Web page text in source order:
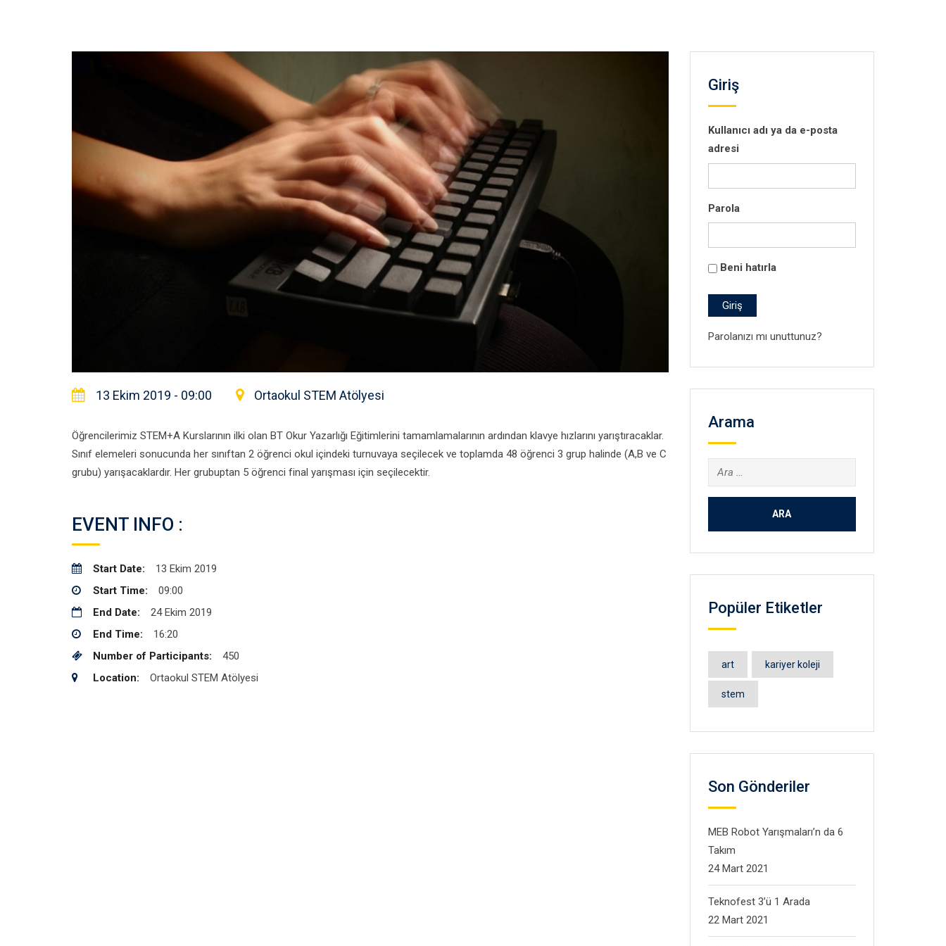
13 Ekim 2019 - 09:00 Ortaokul STEM Atölyesi
Öğrencilerimiz STEM+A Kurslarının ilki olan BT Okur Yazarlığı Eğitimlerini tamamlamalarının ardından klavye hızlarını yarıştıracaklar.
Sınıf elemeleri sonucunda her sınıftan 2 öğrenci okul içindeki turnuvaya seçilecek ve toplamda 48 öğrenci 3 grup halinde (A,B ve C
grubu) yarışacaklardır. Her grubuptan 5 öğrenci final yarışması için seçilecektir.
EVENT INFO :
Start Date:
13 Ekim 2019
Start Time:
09:00
End Date:
24 Ekim 2019
End Time:
16:20
Number of Participants:
450
Location:
Ortaokul STEM Atölyesi
Giriş
Kullanıcı adı ya da e-posta
adresi
Parola
Beni hatırla
Giriş
Parolanızı mı unuttunuz?
Arama
Arama:
Popüler Etiketler
art kariyer koleji
stem
Son Gönderiler
MEB Robot Yarışmaları’n da 6
Takım
24 Mart 2021
Teknofest 3’ü 1 Arada
22 Mart 2021